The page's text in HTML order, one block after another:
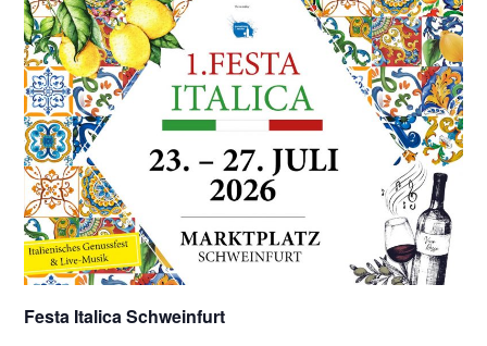
Festa Italica Schweinfurt